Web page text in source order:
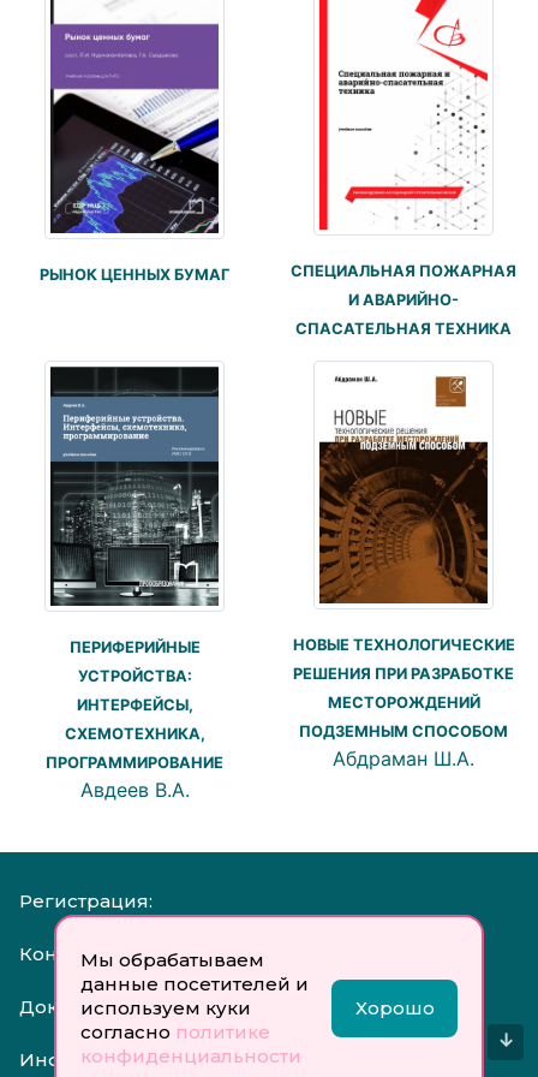
Мы обрабатываем
данные посетителей и
используем куки
согласно политике
конфиденциальности
Хорошо
РЫНОК ЦЕННЫХ БУМАГ
СПЕЦИАЛЬНАЯ ПОЖАРНАЯ
И АВАРИЙНО-
СПАСАТЕЛЬНАЯ ТЕХНИКА
ПЕРИФЕРИЙНЫЕ
УСТРОЙСТВА:
ИНТЕРФЕЙСЫ,
СХЕМОТЕХНИКА,
ПРОГРАММИРОВАНИЕ
Авдеев В.А.
НОВЫЕ ТЕХНОЛОГИЧЕСКИЕ
РЕШЕНИЯ ПРИ РАЗРАБОТКЕ
МЕСТОРОЖДЕНИЙ
ПОДЗЕМНЫМ СПОСОБОМ
Абдраман Ш.А.
Регистрация:
Контакты:
Документы:
Инфо:
↓